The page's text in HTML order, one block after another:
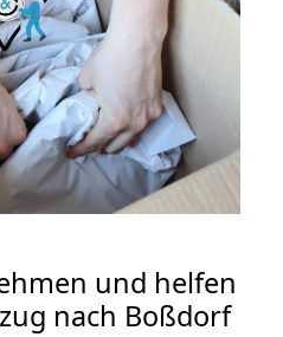
und helfen
nach Boßdorf